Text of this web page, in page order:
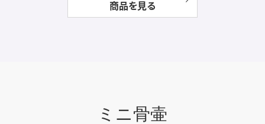
商品を見る
ミニ骨壷